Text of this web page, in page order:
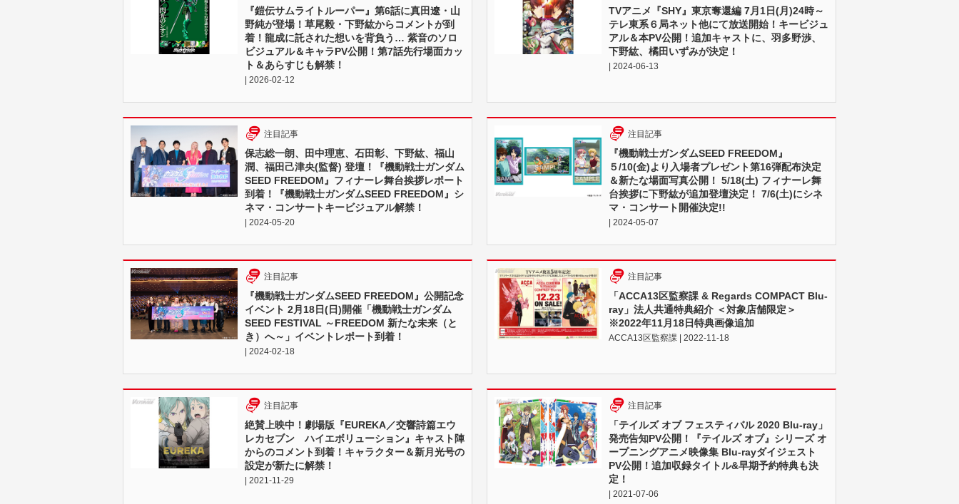
『鎧伝サムライトルーパー』第6話に真田遼・山
野純が登場！草尾毅・下野紘からコメントが到
着！龍成に託された想いを背負う… 紫音のソロ
ビジュアル＆キャラPV公開！第7話先行場面カッ
ト＆あらすじも解禁！
| 2026-02-12
TVアニメ『SHY』東京奪還編 7月1日(月)24時～
テレ東系６局ネット他にて放送開始！キービジュ
アル＆本PV公開！追加キャストに、羽多野渉、
下野紘、橘田いずみが決定！
| 2024-06-13
注目記事
保志総一朗、田中理恵、石田彰、下野紘、福山
潤、福田己津央(監督) 登壇！『機動戦士ガンダム
SEED FREEDOM』フィナーレ舞台挨拶レポート
到着！『機動戦士ガンダムSEED FREEDOM』シ
ネマ・コンサートキービジュアル解禁！
| 2024-05-20
注目記事
『機動戦士ガンダムSEED FREEDOM』
５/10(金)より入場者プレゼント第16弾配布決定
＆新たな場面写真公開！ 5/18(土) フィナーレ舞
台挨拶に下野紘が追加登壇決定！ 7/6(土)にシネ
マ・コンサート開催決定!!
| 2024-05-07
注目記事
『機動戦士ガンダムSEED FREEDOM』公開記念
イベント 2月18日(日)開催「機動戦士ガンダム
SEED FESTIVAL ～FREEDOM 新たな未来（と
き）へ～」イベントレポート到着！
| 2024-02-18
注目記事
「ACCA13区監察課 & Regards COMPACT Blu-
ray」法人共通特典紹介 ＜対象店舗限定＞
※2022年11月18日特典画像追加
ACCA13区監察課 | 2022-11-18
注目記事
絶賛上映中！劇場版『EUREKA／交響詩篇エウ
レカセブン ハイエボリューション』キャスト陣
からのコメント到着！キャラクター＆新月光号の
設定が新たに解禁！
| 2021-11-29
注目記事
「テイルズ オブ フェスティバル 2020 Blu-ray」
発売告知PV公開！『テイルズ オブ』シリーズ オ
ープニングアニメ映像集 Blu-rayダイジェスト
PV公開！追加収録タイトル&早期予約特典も決
定！
| 2021-07-06